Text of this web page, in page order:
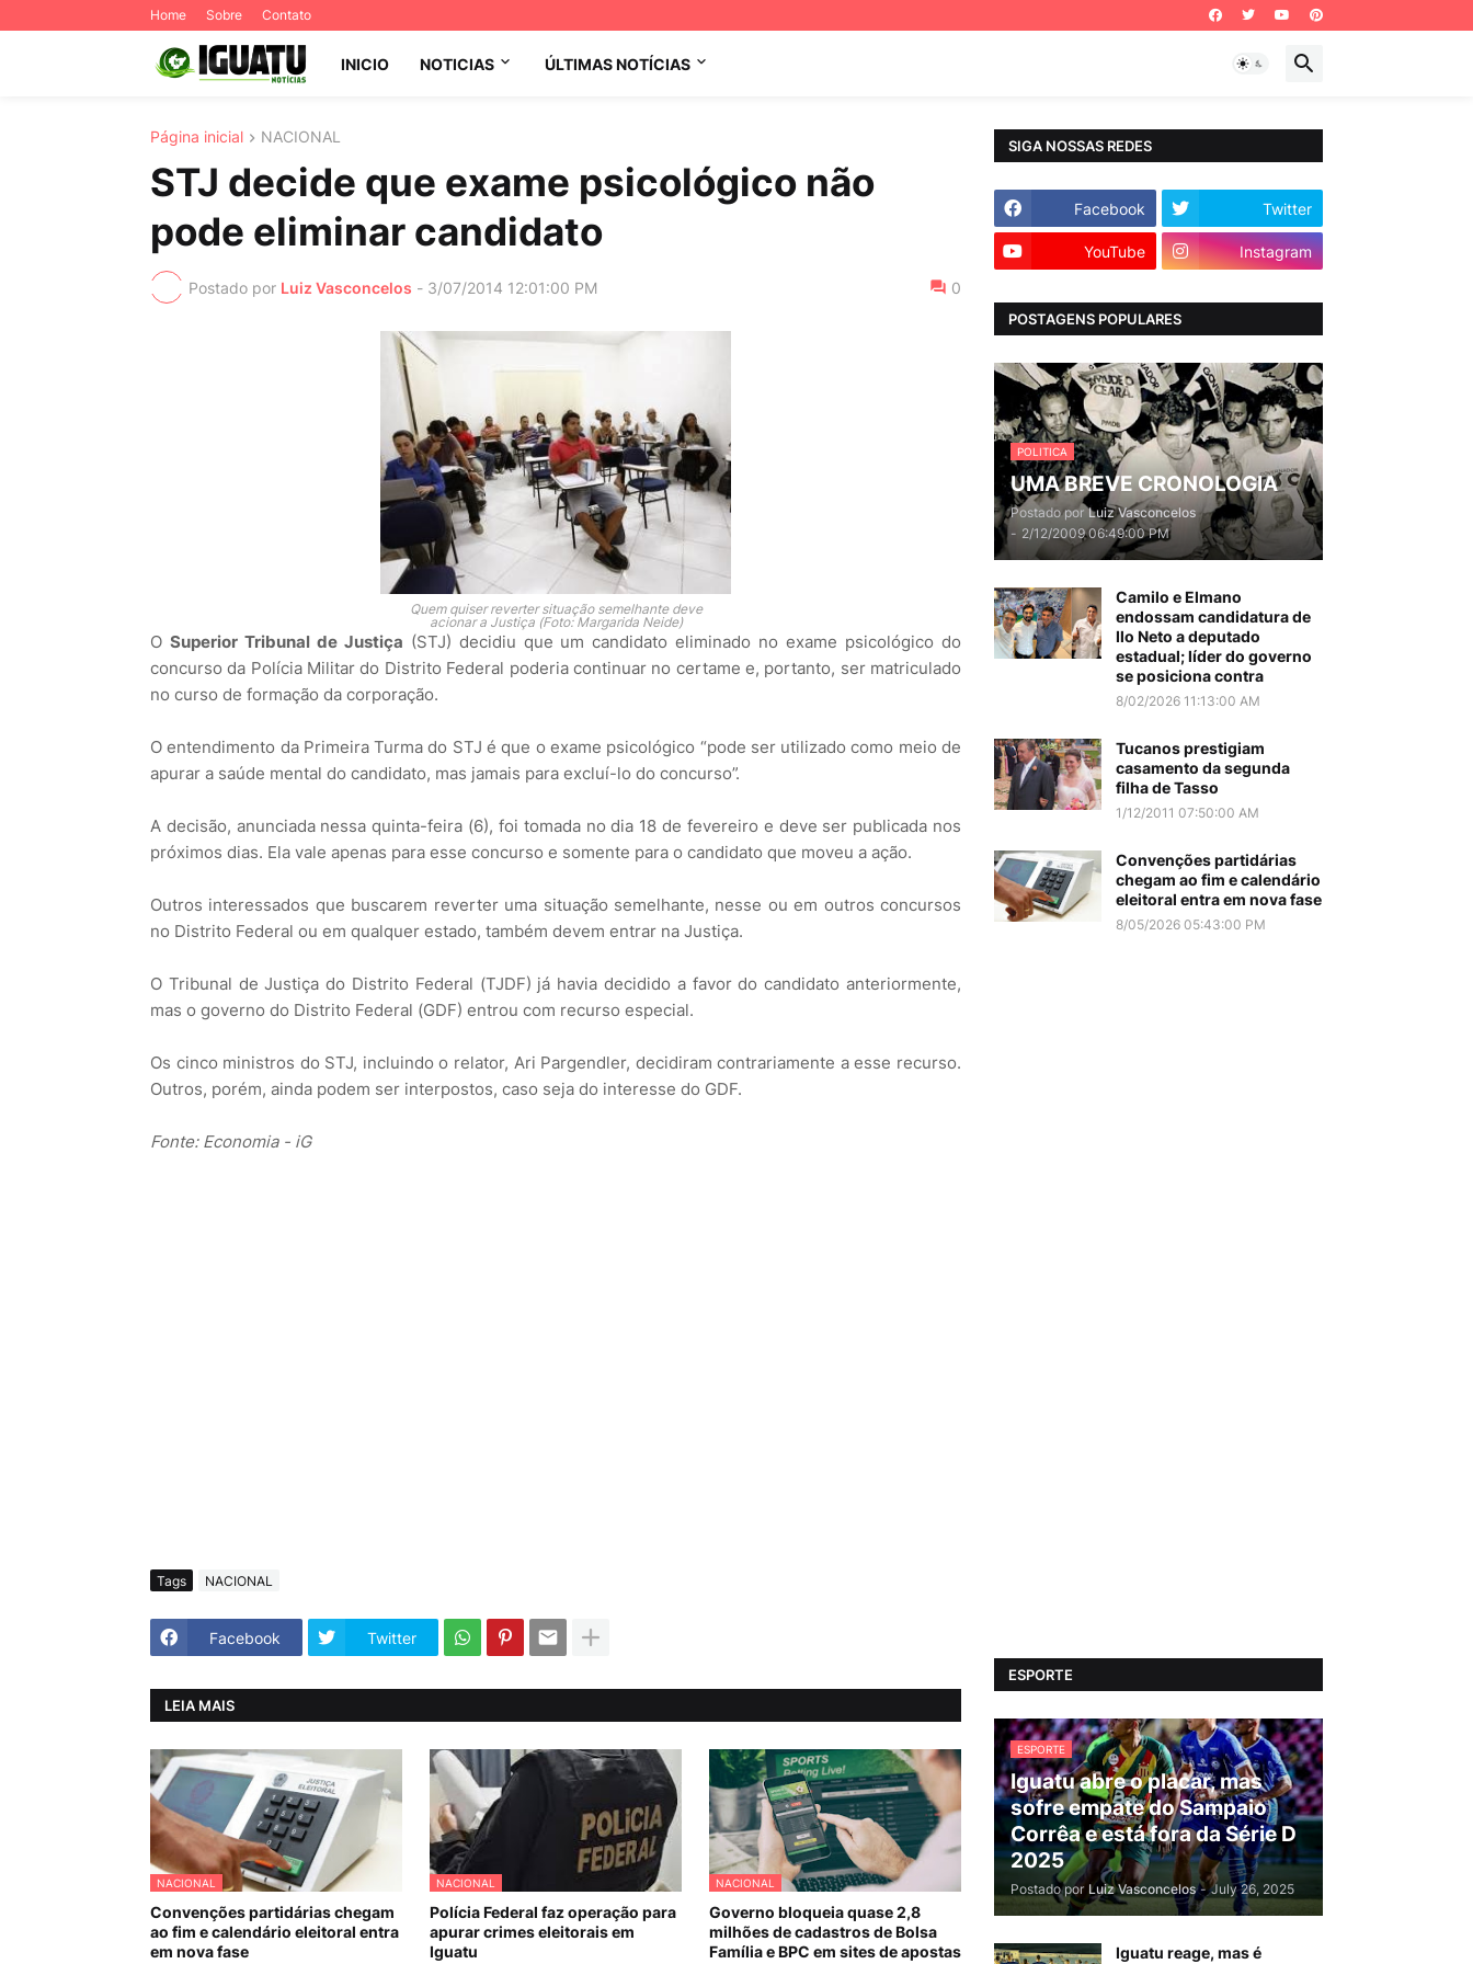
Home Sobre Contato
INICIO NOTICIAS ÚLTIMAS NOTÍCIAS
Página inicial NACIONAL
STJ decide que exame psicológico não
pode eliminar candidato
Postado por Luiz Vasconcelos - 3/07/2014 12:01:00 PM 0
Quem quiser reverter situação semelhante deve
acionar a Justiça (Foto: Margarida Neide)
O Superior Tribunal de Justiça (STJ) decidiu que um candidato eliminado no exame psicológico do
concurso da Polícia Militar do Distrito Federal poderia continuar no certame e, portanto, ser matriculado
no curso de formação da corporação.
O entendimento da Primeira Turma do STJ é que o exame psicológico “pode ser utilizado como meio de
apurar a saúde mental do candidato, mas jamais para excluí-lo do concurso”.
A decisão, anunciada nessa quinta-feira (6), foi tomada no dia 18 de fevereiro e deve ser publicada nos
próximos dias. Ela vale apenas para esse concurso e somente para o candidato que moveu a ação.
Outros interessados que buscarem reverter uma situação semelhante, nesse ou em outros concursos
no Distrito Federal ou em qualquer estado, também devem entrar na Justiça.
O Tribunal de Justiça do Distrito Federal (TJDF) já havia decidido a favor do candidato anteriormente,
mas o governo do Distrito Federal (GDF) entrou com recurso especial.
Os cinco ministros do STJ, incluindo o relator, Ari Pargendler, decidiram contrariamente a esse recurso.
Outros, porém, ainda podem ser interpostos, caso seja do interesse do GDF.
Fonte: Economia - iG
Tags NACIONAL
Facebook Twitter
LEIA MAIS
NACIONAL
Convenções partidárias chegam
ao fim e calendário eleitoral entra
em nova fase
NACIONAL
Polícia Federal faz operação para
apurar crimes eleitorais em
Iguatu
NACIONAL
Governo bloqueia quase 2,8
milhões de cadastros de Bolsa
Família e BPC em sites de apostas
SIGA NOSSAS REDES
Facebook Twitter
YouTube Instagram
POSTAGENS POPULARES
POLITICA
UMA BREVE CRONOLOGIA
Postado por Luiz Vasconcelos
- 2/12/2009 06:49:00 PM
Camilo e Elmano
endossam candidatura de
Ilo Neto a deputado
estadual; líder do governo
se posiciona contra
8/02/2026 11:13:00 AM
Tucanos prestigiam
casamento da segunda
filha de Tasso
1/12/2011 07:50:00 AM
Convenções partidárias
chegam ao fim e calendário
eleitoral entra em nova fase
8/05/2026 05:43:00 PM
ESPORTE
ESPORTE
Iguatu abre o placar, mas
sofre empate do Sampaio
Corrêa e está fora da Série D
2025
Postado por Luiz Vasconcelos - July 26, 2025
Iguatu reage, mas é